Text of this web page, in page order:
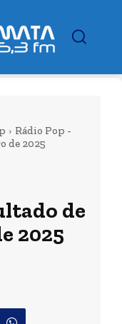
Rádio Pop -
de 2025
de
2025